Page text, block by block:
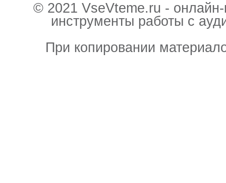
© 2021 VseVteme.ru -
инструменты работы с
При копировании